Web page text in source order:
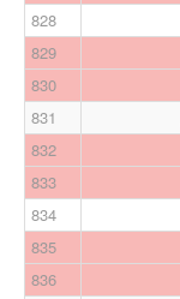
828
829
830
831
832
833
834
835
836